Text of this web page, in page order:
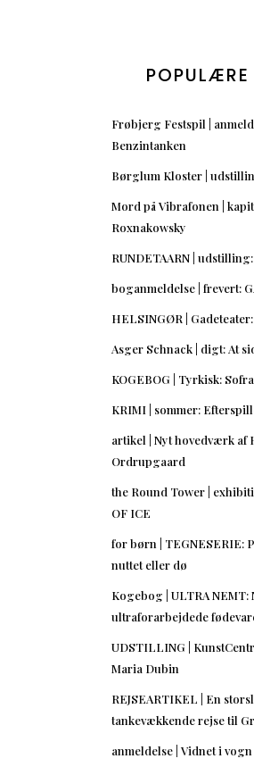
Frøbjerg Festspil |
Benzintanken
Børglum Kloster |
Mord på Vibrafonen |
Roxnakowsky
RUNDETAARN |
boganmeldelse | frevert:
HELSINGØR |
Asger Schnack | digt: At
KOGEBOG | Tyrkisk: Sofra
KRIMI | sommer:
artikel | Nyt hovedværk af
Ordrupgaard
the Round Tower |
OF ICE
for børn | TEGNESERIE:
nuttet eller dø
Kogebog | ULTRA NEMT:
ultraforarbejdede
UDSTILLING |
Maria Dubin
REJSEARTIKEL | En
tankevækkende rejse til
anmeldelse | Vidnet i